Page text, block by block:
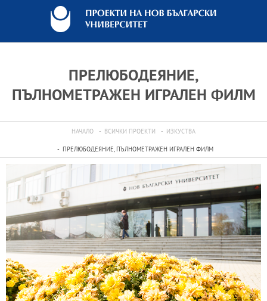
ПРЕЛЮБОДЕЯНИЕ,
ПЪЛНОМЕТРАЖЕН ИГРАЛЕН ФИЛМ
НАЧАЛО ВСИЧКИ ПРОЕКТИ ИЗКУСТВА
ПРЕЛЮБОДЕЯНИЕ, ПЪЛНОМЕТРАЖЕН ИГРАЛЕН ФИЛМ